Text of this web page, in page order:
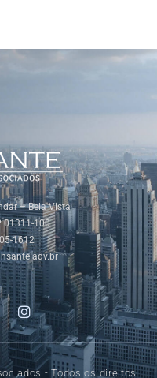
– Bela Vista
01311-100
1612
- Todos os direitos